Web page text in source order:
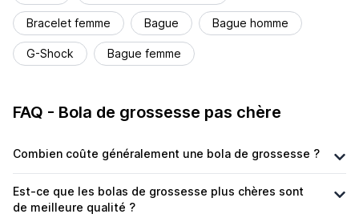
Bracelet femme Bague Bague homme
G-Shock Bague femme
FAQ - Bola de grossesse pas chère
Combien coûte généralement une bola de grossesse ?
Est-ce que les bolas de grossesse plus chères sont
de meilleure qualité ?